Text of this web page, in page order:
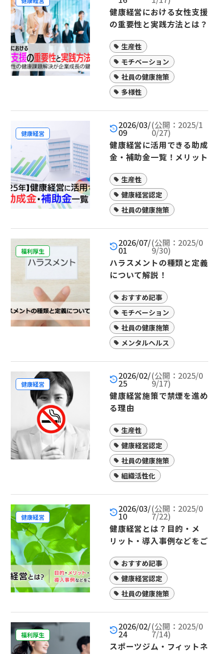
健康経営における女性支援
の重要性と実践方法とは？
成長の鍵
生産性
モチベーション
社員の健康施策
多様性
健康経営
2026/03/
09
(公開：2025/1
0/27)
健康経営に活用できる助成
金・補助金一覧！メリット
解説生産性
健康経営認定
社員の健康施策
福利厚生
2026/07/
01
(公開：2025/0
9/30)
ハラスメントの種類と定義
について解説！
おすすめ記事
モチベーション
社員の健康施策
メンタルヘルス
健康経営
2026/02/
25
(公開：2025/0
9/17)
健康経営施策で禁煙を進め
る理由
生産性
健康経営認定
社員の健康施策
組織活性化
健康経営
2026/03/
10
(公開：2025/0
7/22)
健康経営とは？目的・メ
リット・導入事例などをご
おすすめ記事
健康経営認定
社員の健康施策
福利厚生
2026/02/
24
(公開：2025/0
7/14)
スポーツジム・フィットネ